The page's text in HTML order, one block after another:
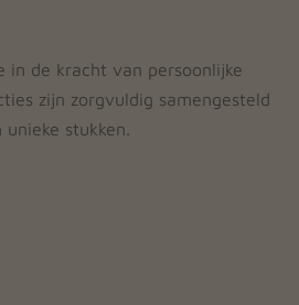
in de kracht van persoonlijke
zijn zorgvuldig samengesteld
stukken.